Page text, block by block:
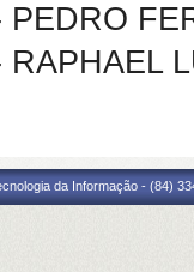
da Informação - (84)